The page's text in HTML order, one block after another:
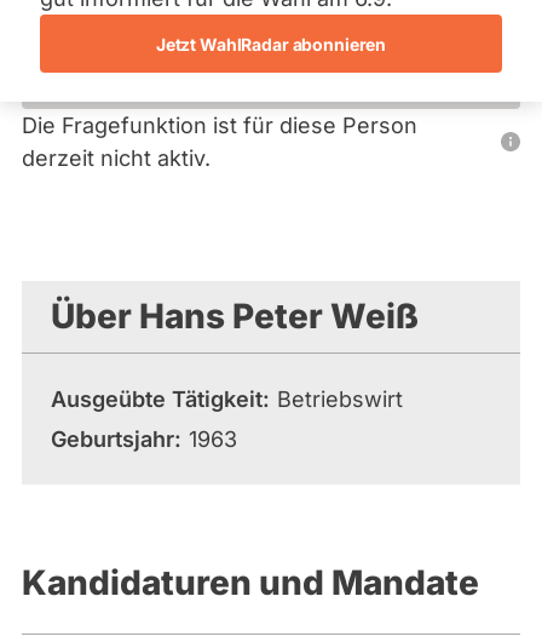
Thüringen
Archiv
Über uns
Jetzt WahlRadar abonnieren
Wahlliste werden bei uns nicht erfasst.
Die Fragefunktion ist für diese Person
derzeit nicht aktiv.
Nur
oder
Mandaten
können
abgeordnetenwatch
Über Hans Peter Weiß
Ausgeübte Tätigkeit
Betriebswirt
Geburtsjahr 1963
Kandidaturen und Mandate